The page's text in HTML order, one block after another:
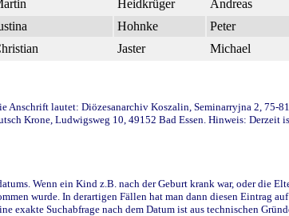
Heidkrüger Andreas
Hohnke Peter
Jaster Michael
lautet: Diözesanarchiv Koszalin, Seminarryjna 2, 75-
Krone, Ludwigsweg 10, 49152 Bad Essen. Hinweis: Derzeit
Wenn ein Kind z.B. nach der Geburt krank war, oder die
wurde. In derartigen Fällen hat man dann diesen Eintrag
Suchabfrage nach dem Datum ist aus technischen